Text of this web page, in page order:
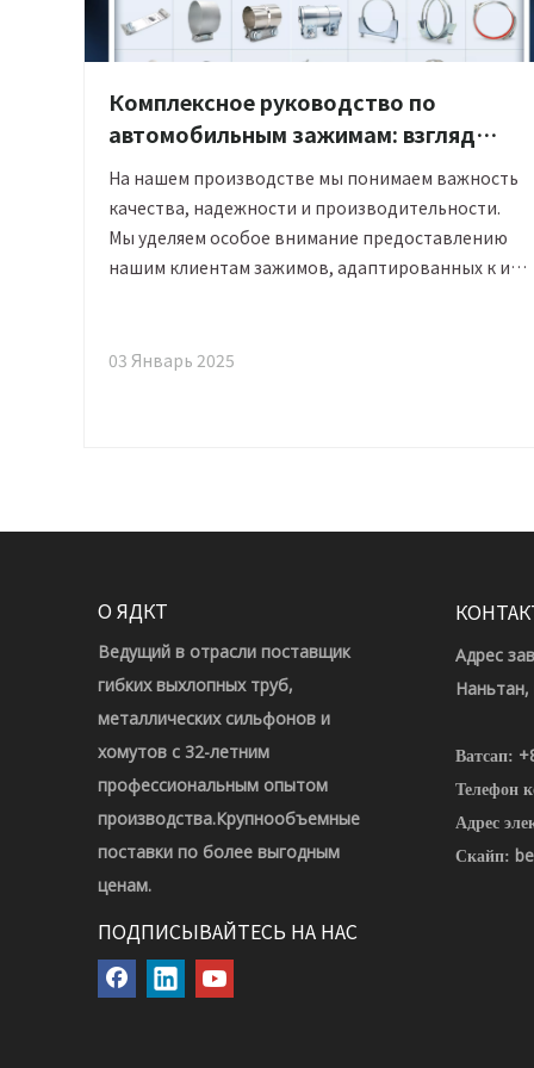
Комплексное руководство по
автомобильным зажимам: взгляд
производителя
На нашем производстве мы понимаем важность
качества, надежности и производительности.
Мы уделяем особое внимание предоставлению
нашим клиентам зажимов, адаптированных к их
применения или общее использование в
03 Январь 2025
О ЯДКТ
Ведущий в отрасли поставщик
гибких выхлопных труб,
металлических сильфонов и
хомутов с 32-летним
профессиональным опытом
производства.Крупнообъемные
поставки по более выгодным
ценам.
ПОДПИСЫВАЙТЕСЬ НА НАС
Адрес
Ватсап:
Телефон
Адрес
Скайп: